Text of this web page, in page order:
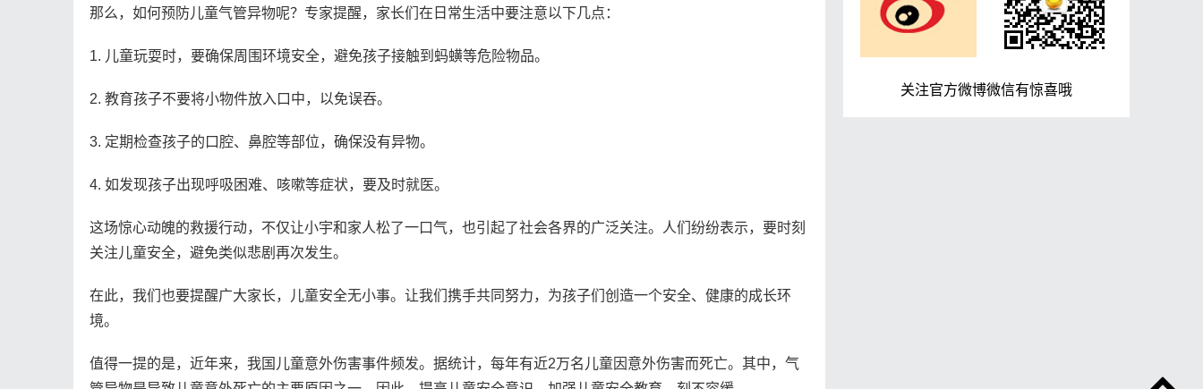
那么，如何预防儿童气管异物呢？专家提醒，家长们在日常生活中要注意以下几点：
1. 儿童玩耍时，要确保周围环境安全，避免孩子接触到蚂蟥等危险物品。
2. 教育孩子不要将小物件放入口中，以免误吞。
3. 定期检查孩子的口腔、鼻腔等部位，确保没有异物。
4. 如发现孩子出现呼吸困难、咳嗽等症状，要及时就医。
这场惊心动魄的救援行动，不仅让小宇和家人松了一口气，也引起了社会各界的广泛关注。人们纷纷表示，要时刻
关注儿童安全，避免类似悲剧再次发生。
在此，我们也要提醒广大家长，儿童安全无小事。让我们携手共同努力，为孩子们创造一个安全、健康的成长环
境。
值得一提的是，近年来，我国儿童意外伤害事件频发。据统计，每年有近2万名儿童因意外伤害而死亡。其中，气
关注官方微博微信有惊喜哦